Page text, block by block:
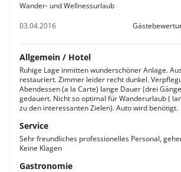
Wander- und Wellnessurlaub
03.04.2016
Allgemein / Hotel
Ruhige Lage inmitten wunderschöner Anlage.
restauriert. Zimmer leider recht dunkel.
Abendessen (a la Carte) lange Dauer (drei
gedauert. Nicht so optimal für Wanderurlaub (
zu den interessanten Zielen). Auto wird benötigt.
Service
Sehr freundliches professionelles Personal,
Keine Klagen
Gastronomie